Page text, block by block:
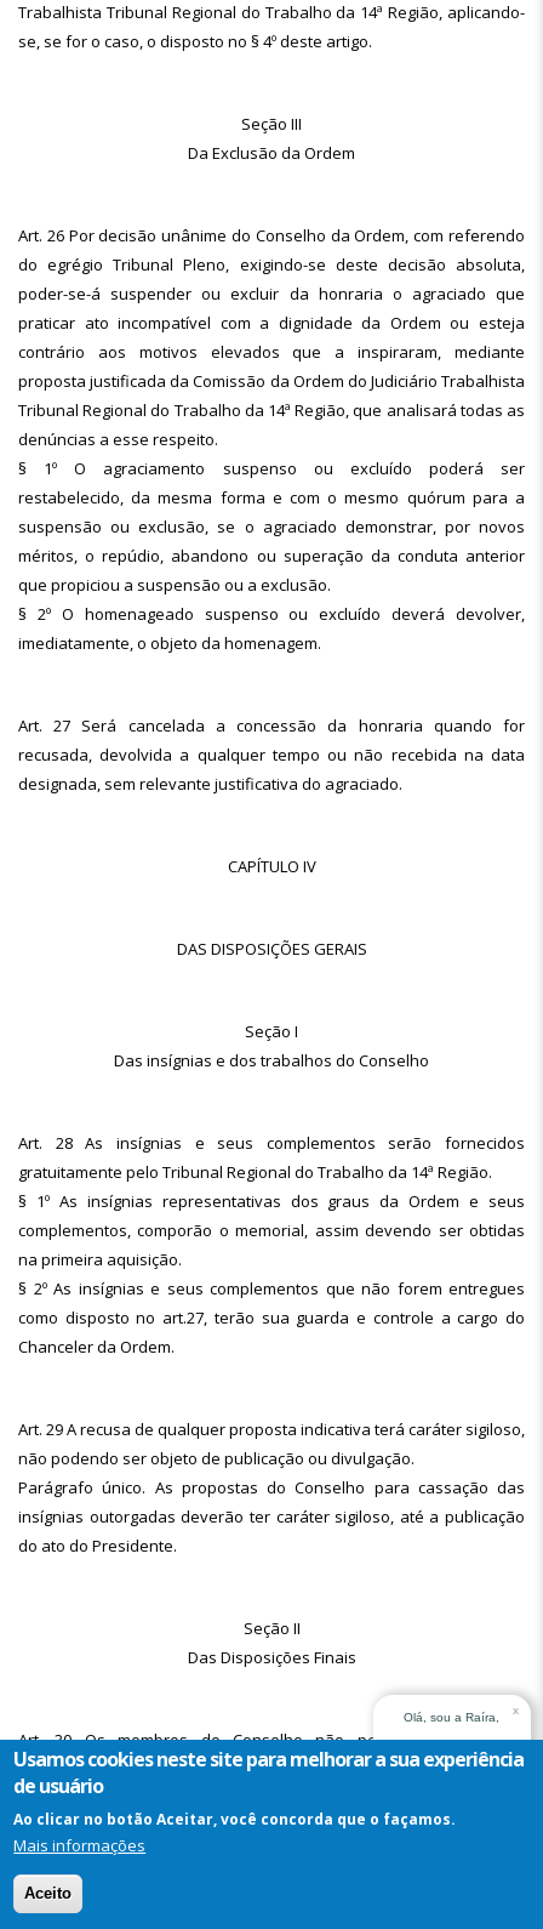
Trabalhista Tribunal Regional do Trabalho da 14ª Região, aplicando-
se, se for o caso, o disposto no § 4º deste artigo.
Seção III
Da Exclusão da Ordem
Art. 26 Por decisão unânime do Conselho da Ordem, com referendo
do egrégio Tribunal Pleno, exigindo-se deste decisão absoluta,
poder-se-á suspender ou excluir da honraria o agraciado que
praticar ato incompatível com a dignidade da Ordem ou esteja
contrário aos motivos elevados que a inspiraram, mediante
proposta justificada da Comissão da Ordem do Judiciário Trabalhista
Tribunal Regional do Trabalho da 14ª Região, que analisará todas as
denúncias a esse respeito.
§ 1º O agraciamento suspenso ou excluído poderá ser
restabelecido, da mesma forma e com o mesmo quórum para a
suspensão ou exclusão, se o agraciado demonstrar, por novos
méritos, o repúdio, abandono ou superação da conduta anterior
que propiciou a suspensão ou a exclusão.
§ 2º O homenageado suspenso ou excluído deverá devolver,
imediatamente, o objeto da homenagem.
Art. 27 Será cancelada a concessão da honraria quando for
recusada, devolvida a qualquer tempo ou não recebida na data
designada, sem relevante justificativa do agraciado.
CAPÍTULO IV
DAS DISPOSIÇÕES GERAIS
Seção I
Das insígnias e dos trabalhos do Conselho
Art. 28 As insígnias e seus complementos serão fornecidos
gratuitamente pelo Tribunal Regional do Trabalho da 14ª Região.
§ 1º As insígnias representativas dos graus da Ordem e seus
complementos, comporão o memorial, assim devendo ser obtidas
na primeira aquisição.
§ 2º As insígnias e seus complementos que não forem entregues
como disposto no art.27, terão sua guarda e controle a cargo do
Chanceler da Ordem.
Art. 29 A recusa de qualquer proposta indicativa terá caráter sigiloso,
não podendo ser objeto de publicação ou divulgação.
Parágrafo único. As propostas do Conselho para cassação das
insígnias outorgadas deverão ter caráter sigiloso, até a publicação
do ato do Presidente.
Seção II
Das Disposições Finais
Art. 30 Os membros do Conselho não perceberão qualquer
remuneração adicional.
Art. 31 Os casos omissos serão resolvidos pelo egrégio Tribunal
Pleno, após parecer fundamentado do Conselho da Ordem do
Mérito Judiciário Trabalhista Tribunal Regional do Trabalho da 14ª
Olá, sou a Raíra,
assistente virtual do
TRT14. Em que posso
x
Usamos cookies neste site para melhorar a sua experiência
de usuário
Ao clicar no botão Aceitar, você concorda que o façamos.
Mais informações
Aceito